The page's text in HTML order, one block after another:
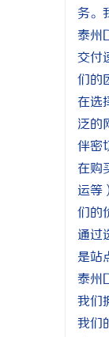
务。
泰州
交付
们的
在选
泛的
伴密
在购
运等
们的
通过
是站
泰州
我们
我们